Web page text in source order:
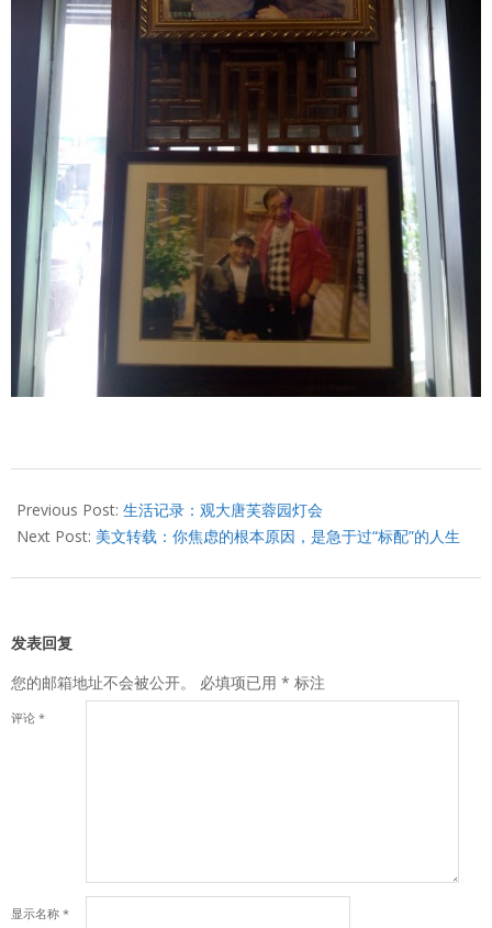
02-
25
Previous Post: 生活记录：观大唐芙蓉园灯会
Next Post: 美文转载：你焦虑的根本原因，是急于过“标配”的人生
发表回复
您的邮箱地址不会被公开。
必填项已用 * 标注
评论 *
显示名称 *